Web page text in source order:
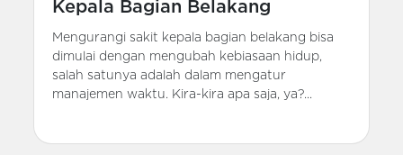
Kepala Bagian Belakang
Mengurangi sakit kepala bagian belakang bisa
dimulai dengan mengubah kebiasaan hidup,
salah satunya adalah dalam mengatur
manajemen waktu. Kira-kira apa saja, ya?...